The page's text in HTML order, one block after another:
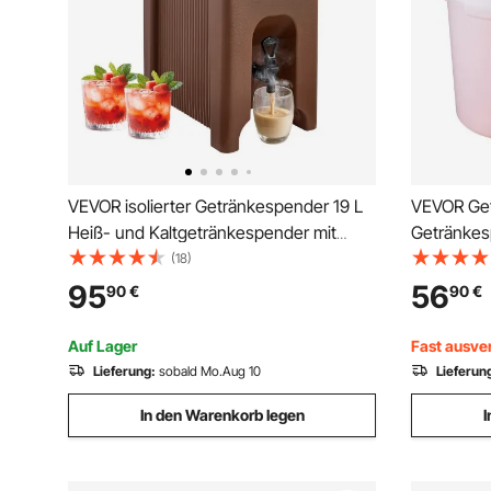
VEVOR isolierter Getränkespender 19 L
Heiß- und Kaltgetränkespender mit
Zapfhahn & Griff, lebensmittelechter
Thermo-Getränkespender-Kühler für
Tee Kaffee Wasser in Cafés und
Restaurants, Braun
(18)
9590€
Auf Lager
Lieferung: sobald Mo.Aug 10
In den Warenkorb legen
VEVOR
Zapfhahn
5690€
Fast